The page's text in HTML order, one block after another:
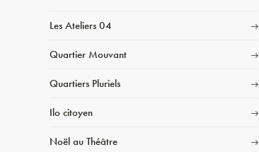
Les Ateliers 04
Quartier Mouvant
Quartiers Pluriels
Ilo citoyen
Noël au Théâtre